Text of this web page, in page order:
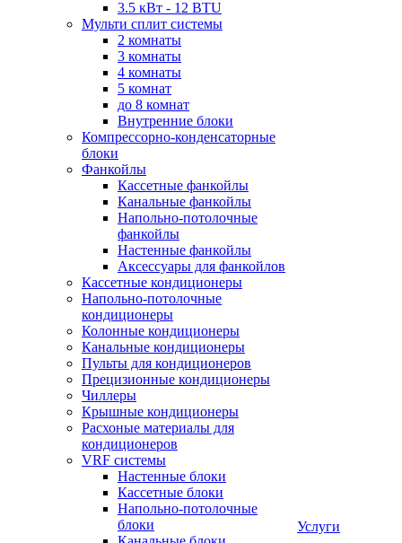
3.5 кВт - 12 BTU
Мульти сплит системы
2 комнаты
3 комнаты
4 комнаты
5 комнат
до 8 комнат
Внутренние блоки
Компрессорно-конденсаторные
блоки
Фанкойлы
Кассетные фанкойлы
Канальные фанкойлы
Напольно-потолочные
фанкойлы
Настенные фанкойлы
Аксессуары для фанкойлов
Кассетные кондиционеры
Напольно-потолочные
кондиционеры
Колонные кондиционеры
Канальные кондиционеры
Пульты для кондиционеров
Прецизионные кондиционеры
Чиллеры
Крышные кондиционеры
Расхоные материалы для
кондиционеров
VRF системы
Настенные блоки
Кассетные блоки
Напольно-потолочные
блоки
Услуги